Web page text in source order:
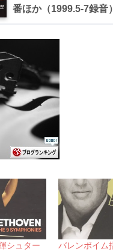
番ほか（1999.5-7録音）
シュター
バレンボイム